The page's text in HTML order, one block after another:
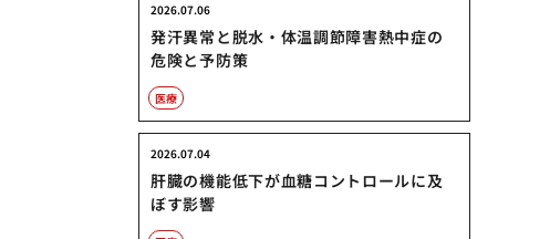
発汗異常と脱水・体温調節障害熱中症の
危険と予防策
2026.07.06
医療
肝臓の機能低下が血糖コントロールに及
ぼす影響
2026.07.04